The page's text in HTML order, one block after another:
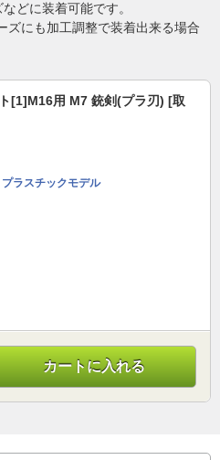
どに装着可能です。
ズにも加工調整で装着出来る場合
[1]M16用 M7 銃剣(プラ刃) [取
プラスチックモデル
カートに入れる